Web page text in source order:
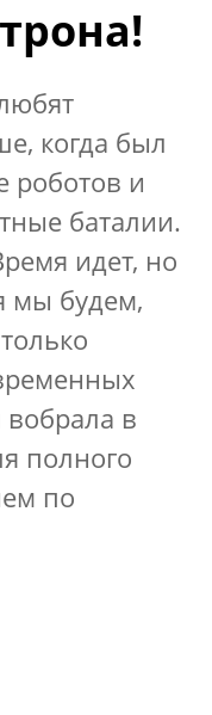
когда был
роботов и
баталии.
идет, но
мы будем,
вобрала в
полного
по